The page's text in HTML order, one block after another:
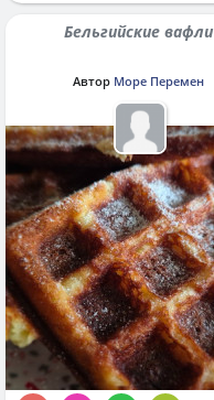
Бельгийские вафли
Автор Море Перемен